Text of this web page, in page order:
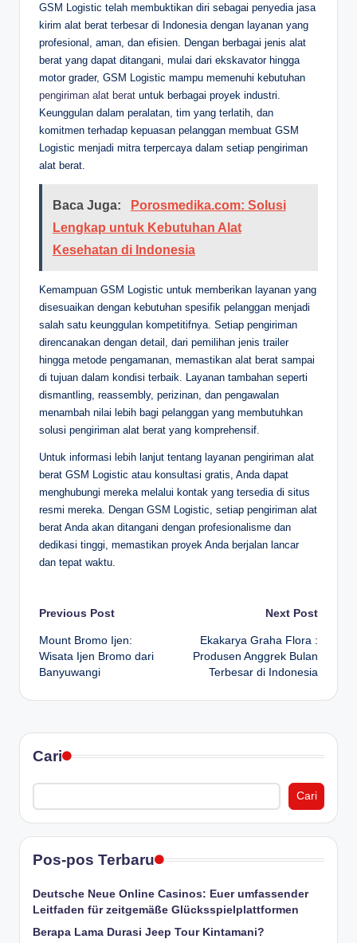
GSM Logistic telah membuktikan diri sebagai penyedia jasa
kirim alat berat terbesar di Indonesia dengan layanan yang
profesional, aman, dan efisien. Dengan berbagai jenis alat
berat yang dapat ditangani, mulai dari ekskavator hingga
motor grader, GSM Logistic mampu memenuhi kebutuhan
pengiriman alat berat untuk berbagai proyek industri.
Keunggulan dalam peralatan, tim yang terlatih, dan
komitmen terhadap kepuasan pelanggan membuat GSM
Logistic menjadi mitra terpercaya dalam setiap pengiriman
alat berat.
Baca Juga:
Porosmedika.com: Solusi
Lengkap untuk Kebutuhan Alat
Kesehatan di Indonesia
Kemampuan GSM Logistic untuk memberikan layanan yang
disesuaikan dengan kebutuhan spesifik pelanggan menjadi
salah satu keunggulan kompetitifnya. Setiap pengiriman
direncanakan dengan detail, dari pemilihan jenis trailer
hingga metode pengamanan, memastikan alat berat sampai
di tujuan dalam kondisi terbaik. Layanan tambahan seperti
dismantling, reassembly, perizinan, dan pengawalan
menambah nilai lebih bagi pelanggan yang membutuhkan
solusi pengiriman alat berat yang komprehensif.
Untuk informasi lebih lanjut tentang layanan pengiriman alat
berat GSM Logistic atau konsultasi gratis, Anda dapat
menghubungi mereka melalui kontak yang tersedia di situs
resmi mereka. Dengan GSM Logistic, setiap pengiriman alat
berat Anda akan ditangani dengan profesionalisme dan
dedikasi tinggi, memastikan proyek Anda berjalan lancar
dan tepat waktu.
Post
navigation
Previous Post
Mount Bromo Ijen:
Wisata Ijen Bromo dari
Banyuwangi
Next Post
Ekakarya Graha Flora :
Produsen Anggrek Bulan
Terbesar di Indonesia
Cari
Cari
Pos-pos Terbaru
Deutsche Neue Online Casinos: Euer umfassender
Leitfaden für zeitgemäße Glücksspielplattformen
Berapa Lama Durasi Jeep Tour Kintamani?